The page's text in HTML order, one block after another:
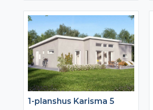
hur du vill ha alltifrån planlösning
och fönsterdesign till val av
inredning och exteriör. Med sina
103,7 kvm är Karisma 1 perfekt
för den lilla familjen och för er
som vill bo lustfyllt i villa med
minimalt att sköta om.
1-planshus Karisma 5